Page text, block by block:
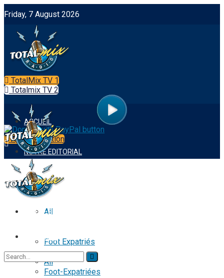
Friday, 7 August 2026
TotalMix TV 1
Totalmix TV 2
App Integration
ACCUEIL
NOTRE EDITORIAL
FOOTBALL
All
Foot Expatriés
Foot-Expatriées
ACCUEIL
NOTRE EDITORIAL
FOOTBALL
All